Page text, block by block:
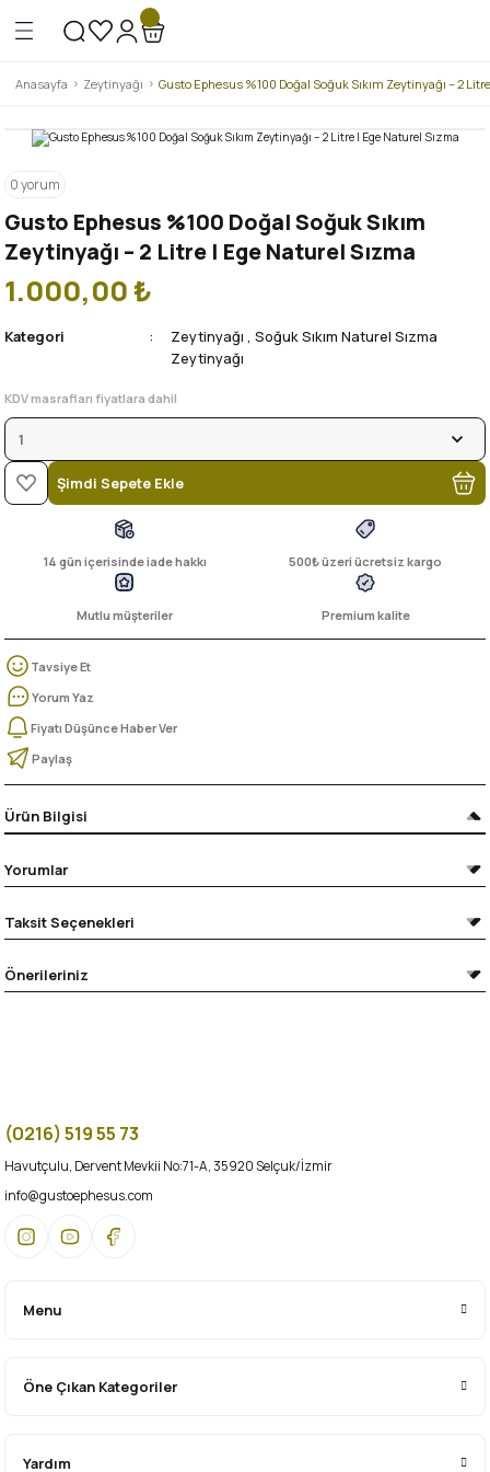
Sıkım Naturel Sızma Zeytinyağı
Sızma Zeytinyağı
Anasayfa Zeytinyağı Gusto Ephesus %100 Doğal Soğuk Sıkım Zeytinyağı – 2
0 yorum
Gusto Ephesus %100 Doğal Soğuk Sıkım
Zeytinyağı – 2 Litre | Ege Naturel Sızma
1.000,00 ₺
Kategori Zeytinyağı , Soğuk Sıkım Naturel Sızma
Zeytinyağı
KDV masrafları fiyatlara dahil
Şimdi Sepete Ekle
14 gün içerisinde iade hakkı 500₺ üzeri ücretsiz kargo
Mutlu müşteriler Premium kalite
Tavsiye Et
Yorum Yaz
Fiyatı Düşünce Haber Ver
Paylaş
Ürün Bilgisi
Yorumlar
Taksit Seçenekleri
Önerileriniz
(0216) 519 55 73
Havutçulu, Dervent Mevkii No:71-A, 35920 Selçuk/İzmir
info@gustoephesus.com
Menu
Öne Çıkan Kategoriler
Yardım